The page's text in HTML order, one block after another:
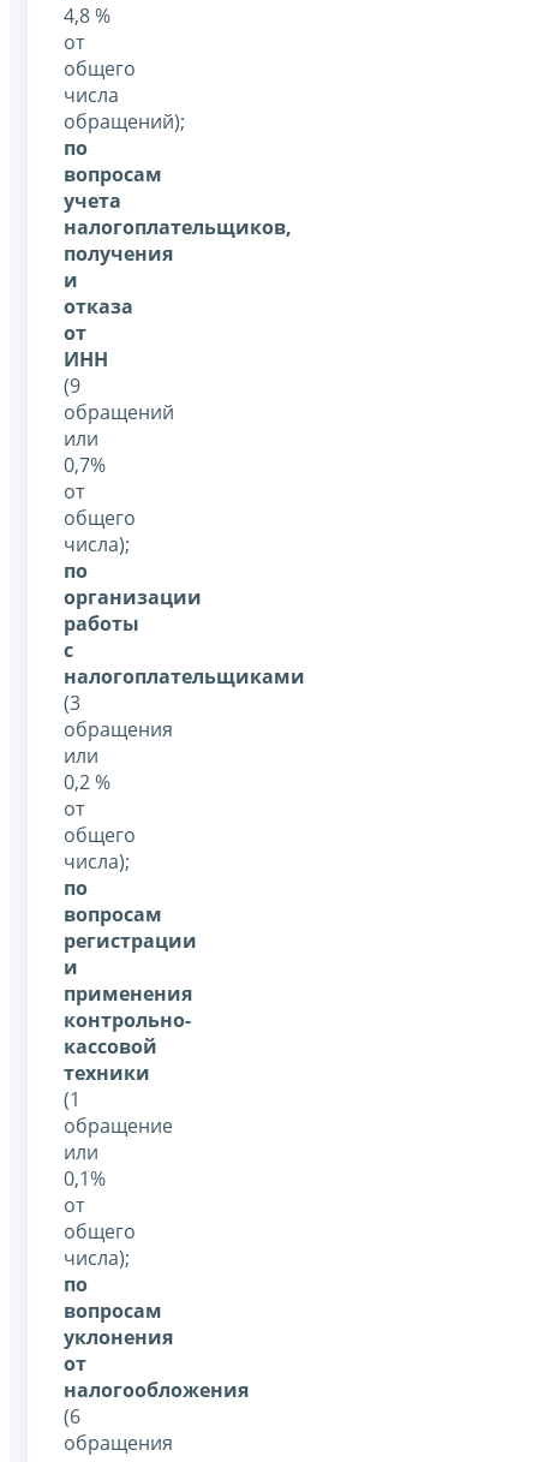
4,8 %
от
общего
числа
обращений);
по
вопросам
учета
налогоплательщиков,
получения
и
отказа
от
ИНН
(9
обращений
или
0,7%
от
общего
числа);
по
организации
работы
с
налогоплательщиками
(3
обращения
или
0,2 %
от
общего
числа);
по
вопросам
регистрации
и
применения
контрольно-
кассовой
техники
(1
обращение
или
0,1%
от
общего
числа);
по
вопросам
уклонения
от
налогообложения
(6
обращения